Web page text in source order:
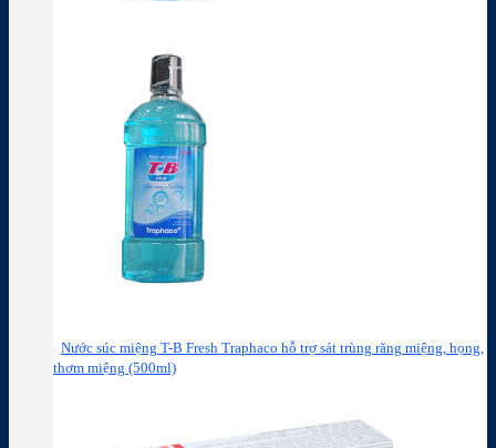
Nước súc miệng T-B Fresh Traphaco hỗ trợ sát trùng răng miệng, họng,
thơm miệng (500ml)